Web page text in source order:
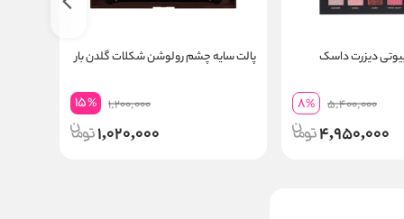
دیزرت داسک
5,400,000
8%
4,950,000
پالت سایه چشم رولوشن شکلات گلدن بار
1,200,000
15%
1,020,000